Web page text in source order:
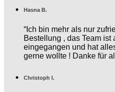
Hasna B.
“Ich bin mehr als nur
Bestellung , das Team
eingegangen und hat
gerne wollte ! Danke für
Christoph I.